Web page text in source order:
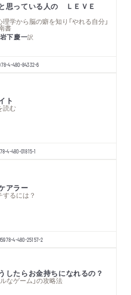
思っている人の ＬＥＶＥ
学から脳の癖を知り「やれる自分」
書
岩下慶一訳
4-480-84332-6
ト
読む
4-480-01815-1
アラー
るには？
978-4-480-25157-2
たらお金持ちになれるの？
なゲーム」の攻略法